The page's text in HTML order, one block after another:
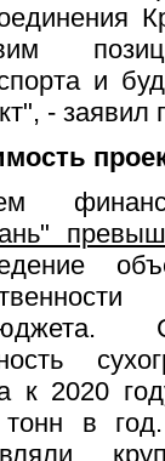
и
- заявил
к 2020
в